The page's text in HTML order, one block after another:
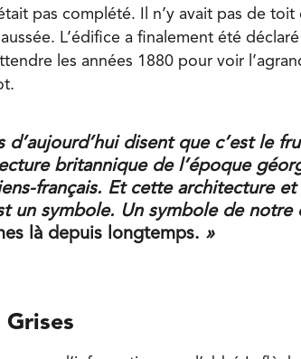
pas complété. Il n’y avait pas de
L’édifice a finalement été
les années 1880 pour voir
d’aujourd’hui disent que c’est le
britannique de l’époque
français. Et cette architecture
un symbole. Un symbole de notre
là depuis longtemps. »
Grises